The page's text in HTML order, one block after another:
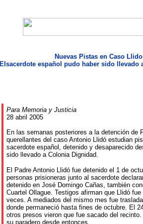
Nuevas Pistas en Caso
Elsacerdote español pudo haber sido llevado
Para Memoria y Justicia
28 abril 2005
En las semanas posteriores a la detención de
querellantes del caso Antonio Llidó estudian
sacerdote español, detenido y desaparecido
sido llevado a Colonia Dignidad.
El Padre Antonio Llidó fue detenido el 1 de
personas prisioneras junto al sacerdote
detenido en José Domingo Cañas, también
Cuartel Ollague. Testigos afirman que Llidó
veces. A mediados del mismo mes fue
donde permaneció hasta fines de octubre. El
otros presos vieron que fue sacado del
su paradero desde entonces.